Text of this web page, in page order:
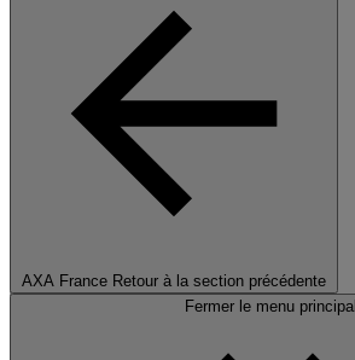
AXA France Retour à la section précédente
Fermer le menu principal